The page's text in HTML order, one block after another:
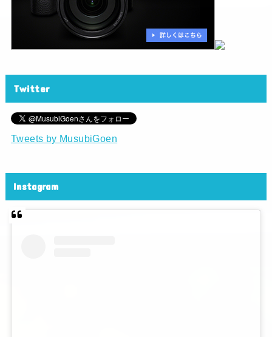
Twitter
Tweets by MusubiGoen
Instagram